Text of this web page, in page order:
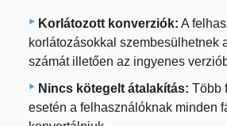
Korlátozott konverziók: A
korlátozásokkal szembesülhetnek
számát illetően az ingyenes
Nincs kötegelt átalakítás: Több
esetén a felhasználóknak minden